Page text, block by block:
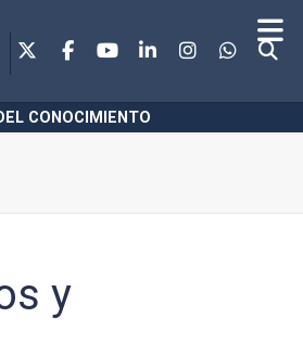
CONOCIMIENTO
y